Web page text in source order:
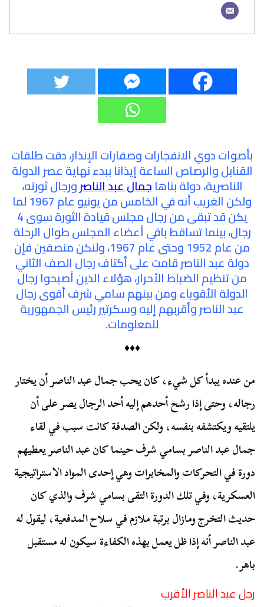
بأصوات دوي الانفجارات وصفارات الإنذار، دقت طلقات
القنابل والرصاص الساعة إيذانا ببدء نهاية عصر الدولة
الناصرية، دولة بناهاجمال عبد الناصرورجال ثورته،
ولكن الغريب أنه في الخامس من يونيو عام 1967 لما
يكن قد تبقى من رجال مجلس قيادة الثورة سوى 4
رجال، بينما تساقط باقي أعضاء المجلس طوال الرحلة
من عام 1952 وحتى عام 1967، ولنكن منصفين فإن
دولة عبد الناصر قامت على أكتاف رجال الصف الثاني
من تنظيم الضباط الأحرار، هؤلاء الذين أصبحوا رجال
الدولة الأقوياء ومن بينهم سامي شرف أقوى رجال
عبد الناصر وأقربهم إليه وسكرتير رئيس الجمهورية
للمعلومات.
♦♦♦
من عنده يبدأ كل شيء، كان يحب جمال عبد الناصر أن يختار
رجاله، وحتى إذا رشح أحدهم إليه أحد الرجال يصر على أن
يلتقيه ويكتشفه بنفسه، ولكن الصدفة كانت سبب في لقاء
جمال عبد الناصر بسامي شرف حينما كان عبد الناصر يعطيهم
دورة في التحركات والمخابرات وهي إحدى المواد الاستراتيجية
العسكرية، وفي تلك الدورة التقى بسامي شرف والذي كان
حديث التخرج ومازال برتبة ملازم في سلاح المدفعية، ليقول له
عبد الناصر أنه إذا ظل يعمل بهذه الكفاءة سيكون له مستقبل
باهر.
رجل عبد الناصر الأقرب